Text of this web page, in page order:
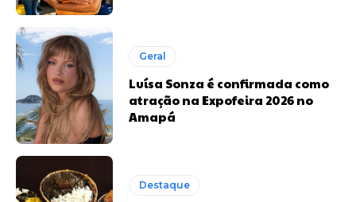
Geral
Luísa Sonza é confirmada como
atração na Expofeira 2026 no
Amapá
Destaque